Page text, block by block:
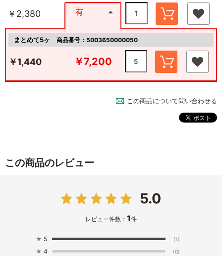
￥2,380 有
まとめて5ヶ 商品番号：5003650000050
￥1,440 ￥7,200
この商品について問い合わせる
この商品のレビュー
5.0
レビュー件数： 1件
★ 5 (1)
★ 4 (0)